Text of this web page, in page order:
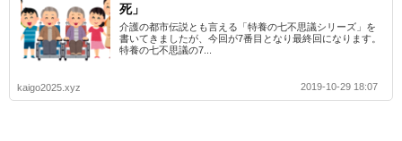
死」
介護の都市伝説とも言える「特養の七不思議シリーズ」を
書いてきましたが、今回が7番目となり最終回になります。
特養の七不思議の7...
kaigo2025.xyz 2019-10-29 18:07